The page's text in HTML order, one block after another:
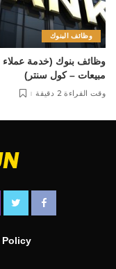
وظائف البنوك
وظائف بنوك (خدمة عملاء
مبيعات – كول سنتر)
وقت القراءة 2 دقيقة
Policy